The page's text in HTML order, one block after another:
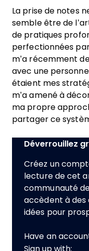
La prise de notes
semble être de
de pratiques
perfectionnées
m’a récemment
avec une
étaient mes
m’a amené à
ma propre
partager ce
Déverrouillez
Créez un
lecture de cet
communauté
accèdent à des
idées pour
Have an
Sign up with: